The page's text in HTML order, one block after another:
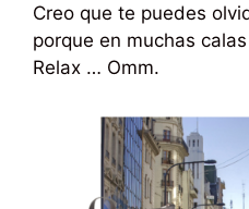
Creo que te puedes
porque en muchas
Relax … Omm.